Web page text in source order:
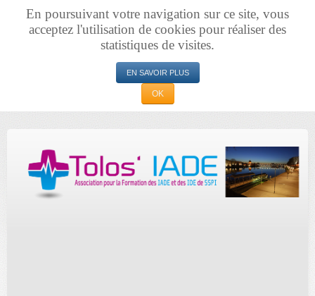
En poursuivant votre navigation sur ce site, vous
acceptez l'utilisation de cookies pour réaliser des
statistiques de visites.
EN SAVOIR PLUS
OK